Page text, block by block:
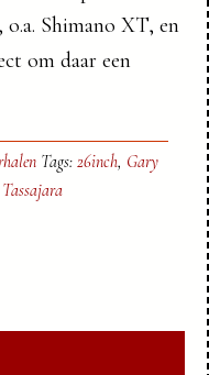
Shimano XT, en
om daar een
Tags: 26inch, Gary
Tassajara